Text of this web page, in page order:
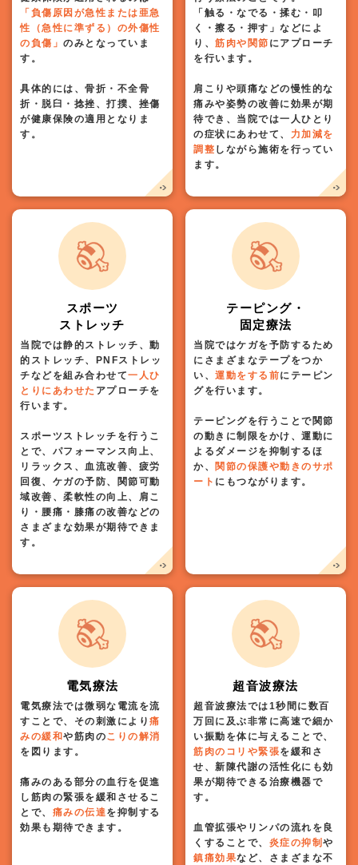
「負傷原因が急性または亜急
性（急性に準ずる）の外傷性
の負傷」 のみとなっていま
す。
具体的には、骨折・不全骨
折・脱臼・捻挫、打撲、挫傷
が健康保険の適用となりま
す。
「触る・なでる・揉む・叩
く・擦る・押す」などによ
り、 筋肉や関節 にアプローチ
を行います。
肩こりや頭痛などの慢性的な
痛みや姿勢の改善に効果が期
待でき、当院では一人ひとり
の症状にあわせて、
力加減を
調整 しながら施術を行ってい
ます。
スポーツ
ストレッチ
当院では静的ストレッチ、動
的ストレッチ、PNFストレッ
チなどを組み合わせて一人ひ
とりにあわせた アプローチを
行います。
スポーツストレッチを行うこ
とで、パフォーマンス向上、
リラックス、血流改善、疲労
回復、ケガの予防、関節可動
域改善、柔軟性の向上、肩こ
り・腰痛・膝痛の改善などの
さまざまな効果が期待できま
す。
テーピング・
固定療法
当院ではケガを予防するため
にさまざまなテープをつか
い、 運動をする前にテーピン
グを行います。
テーピングを行うことで関節
の動きに制限をかけ、運動に
よるダメージを抑制するほ
か、 関節の保護や動きのサポ
ート にもつながります。
電気療法
電気療法では微弱な電流を流
すことで、その刺激により 痛
みの緩和 や筋肉のこりの解消
を図ります。
痛みのある部分の血行を促進
し筋肉の緊張を緩和させるこ
とで、 痛みの伝達を抑制する
効果も期待できます。
超音波療法
超音波療法では1秒間に数百
万回に及ぶ非常に高速で細か
い振動を体に与えることで、
筋肉のコリや緊張を緩和さ
せ、新陳代謝の活性化にも効
果が期待できる治療機器で
す。
血管拡張やリンパの流れを良
くすることで、 炎症の抑制 や
鎮痛効果など、さまざまな不